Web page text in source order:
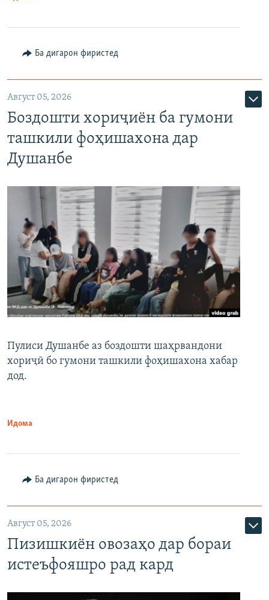
Ба дигарон фиристед
Август 05, 2026
Боздошти хориҷиён ба гумони
ташкили фоҳишахона дар
Душанбе
Пулиси Душанбе аз боздошти шаҳрвандони
хориҷӣ бо гумони ташкили фоҳишахона хабар
дод.
Идома
Ба дигарон фиристед
Август 05, 2026
Пизишкиён овозаҳо дар бораи
истеъфояшро рад кард